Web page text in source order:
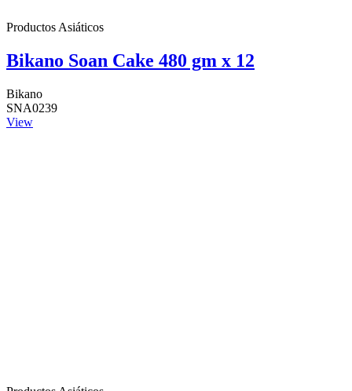
Productos Asiáticos
Bikano Soan Cake 480 gm x 12
Bikano
SNA0239
View